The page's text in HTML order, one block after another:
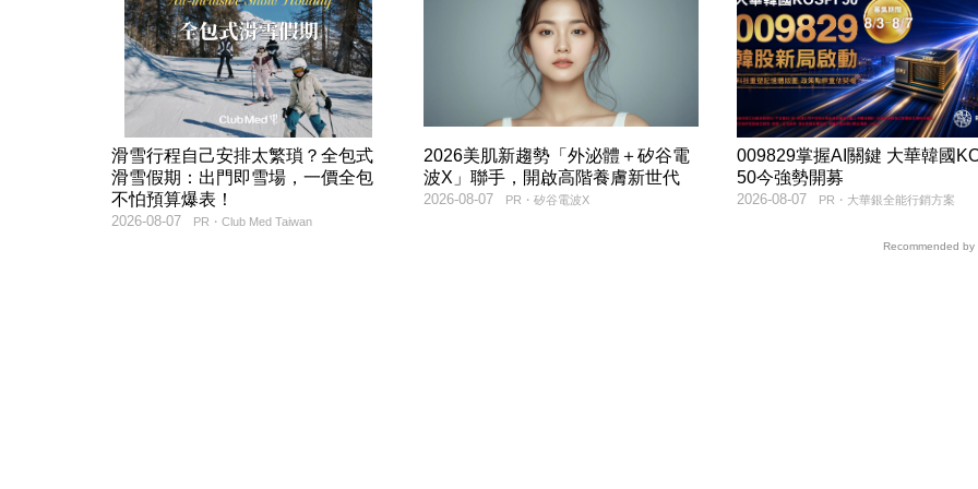
滑雪行程自己安排太繁瑣？全包式
滑雪假期：出門即雪場，一價全包
不怕預算爆表！
PR・Club Med Taiwan
2026-08-07
2026美肌新趨勢「外泌體＋矽谷電
波X」聯手，開啟高階養膚新世代
PR・矽谷電波X
2026-08-07
009829掌握AI關鍵 大華韓國
50今強勢開募
PR・大華銀全能行銷方案
2026-08-07
Recommended by